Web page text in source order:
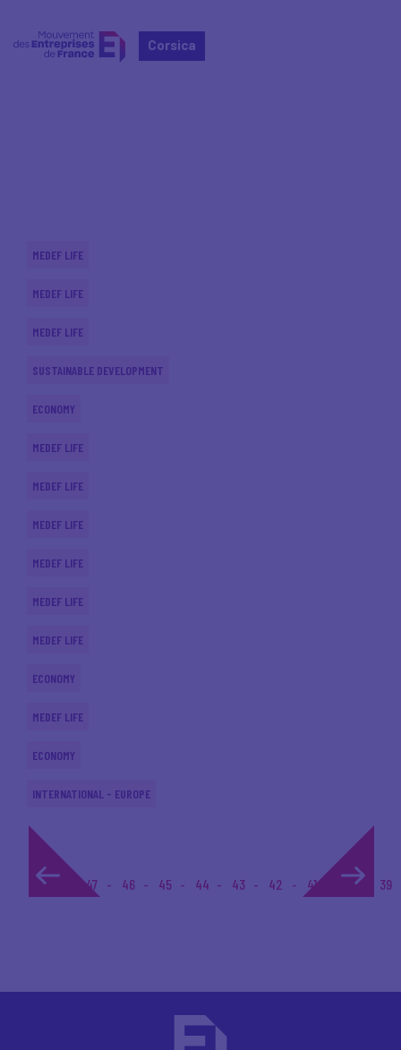
Corsica
MEDEF LIFE
MEDEF LIFE
MEDEF LIFE
SUSTAINABLE DEVELOPMENT
ECONOMY
MEDEF LIFE
MEDEF LIFE
MEDEF LIFE
MEDEF LIFE
MEDEF LIFE
MEDEF LIFE
ECONOMY
MEDEF LIFE
ECONOMY
INTERNATIONAL - EUROPE
1... 47 46 45 44 43 42 41 40 39